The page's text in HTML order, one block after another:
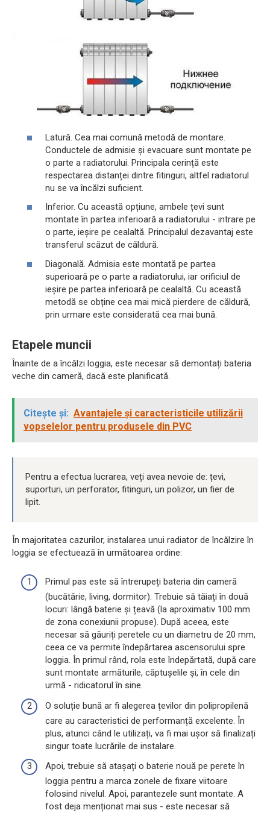
Latură. Cea mai comună metodă de montare.
Conductele de admisie și evacuare sunt montate pe
o parte a radiatorului. Principala cerință este
respectarea distanței dintre fitinguri, altfel radiatorul
nu se va încălzi suficient.
Inferior. Cu această opțiune, ambele țevi sunt
montate în partea inferioară a radiatorului - intrare pe
o parte, ieșire pe cealaltă. Principalul dezavantaj este
transferul scăzut de căldură.
Diagonală. Admisia este montată pe partea
superioară pe o parte a radiatorului, iar orificiul de
ieșire pe partea inferioară pe cealaltă. Cu această
metodă se obține cea mai mică pierdere de căldură,
prin urmare este considerată cea mai bună.
Etapele muncii
Înainte de a încălzi loggia, este necesar să demontați bateria
veche din cameră, dacă este planificată.
Citește și: Avantajele și caracteristicile utilizării
vopselelor pentru produsele din PVC
Pentru a efectua lucrarea, veți avea nevoie de: țevi,
suporturi, un perforator, fitinguri, un polizor, un fier de
lipit.
În majoritatea cazurilor, instalarea unui radiator de încălzire în
loggia se efectuează în următoarea ordine:
Primul pas este să întrerupeți bateria din cameră
(bucătărie, living, dormitor). Trebuie să tăiați în două
locuri: lângă baterie și țeavă (la aproximativ 100 mm
de zona conexiunii propuse). După aceea, este
necesar să găuriți peretele cu un diametru de 20 mm,
ceea ce va permite îndepărtarea ascensorului spre
loggia. În primul rând, rola este îndepărtată, după care
sunt montate armăturile, căptușelile și, în cele din
urmă - ridicatorul în sine.
O soluție bună ar fi alegerea țevilor din polipropilenă
care au caracteristici de performanță excelente. În
plus, atunci când le utilizați, va fi mai ușor să finalizați
singur toate lucrările de instalare.
Apoi, trebuie să atașați o baterie nouă pe perete în
loggia pentru a marca zonele de fixare viitoare
folosind nivelul. Apoi, parantezele sunt montate. A
fost deja menționat mai sus - este necesar să